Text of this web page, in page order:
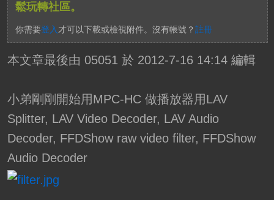
鬆玩轉社區。
你需要登入 才可以下載或檢視附件。沒有帳號？ 註冊
本文章最後由 05051 於 2012-7-16 14:14 編輯
小弟剛剛開始用MPC-HC 做播放器用LAV
Splitter, LAV Video Decoder, LAV Audio
Decoder, FFDShow raw video filter, FFDShow
Audio Decoder